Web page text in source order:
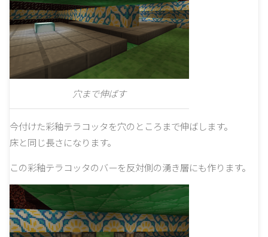
穴まで伸ばす
今付けた彩釉テラコッタを穴のところまで伸ばします。
床と同じ長さになります。
この彩釉テラコッタのバーを反対側の湧き層にも作ります。